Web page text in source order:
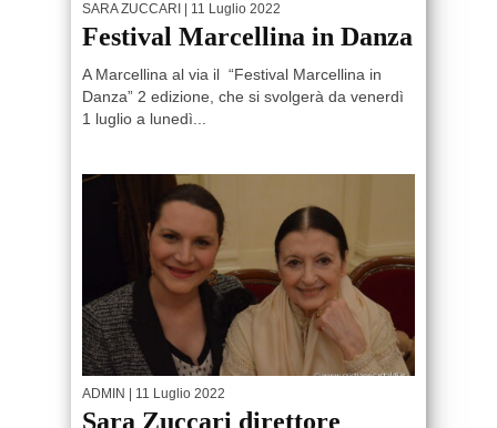
SARA ZUCCARI | 11 Luglio 2022
Festival Marcellina in Danza
A Marcellina al via il “Festival Marcellina in
Danza” 2 edizione, che si svolgerà da venerdì
1 luglio a lunedì...
ADMIN | 11 Luglio 2022
Sara Zuccari direttore